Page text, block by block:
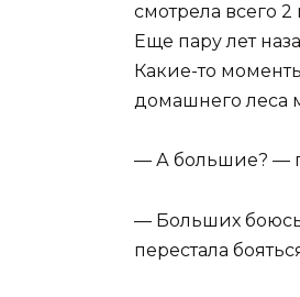
смотрела всего
Еще пару лет
Какие-то
домашнего леса
— А большие? —
— Больших
перестала